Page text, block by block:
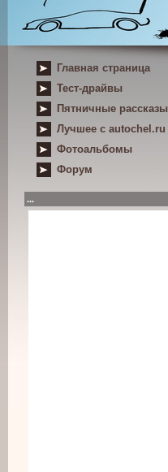
Главная страница
Тест-драйвы
Пятничные рассказы
Лучшее с autochel.ru
Фотоальбомы
Форум
...